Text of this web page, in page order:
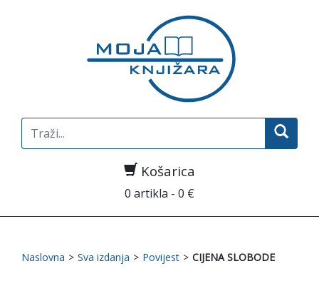
Search
for:
Košarica
0 artikla - 0 €
Naslovna > Sva izdanja > Povijest > CIJENA SLOBODE